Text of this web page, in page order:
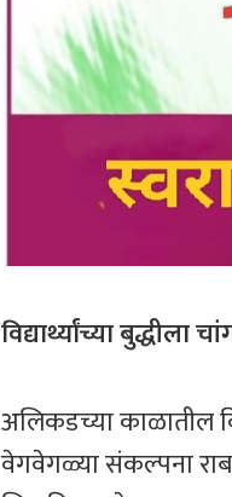
विद्यार्थ्यांच्या बुद्धीला
अलिकडच्या काळातील
वेगवेगळ्या संकल्पना